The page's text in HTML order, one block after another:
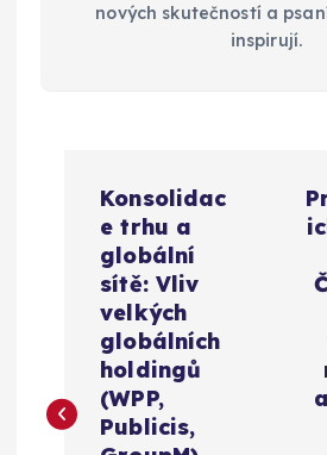
nových skutečností a
inspirují.
g
Konsolidac
e trhu a
globální
sítě: Vliv
velkých
globálních
holdingů
(WPP,
Publicis,